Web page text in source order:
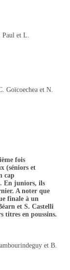
et L.
Goïcoechea et N.
fois
(séniors et
cap
En juniors, ils
A noter que
finale à un
et S. Castelli
titres en poussins.
et B.